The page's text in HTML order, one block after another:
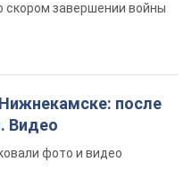
скором завершении войны
после
Видео
фото и видео